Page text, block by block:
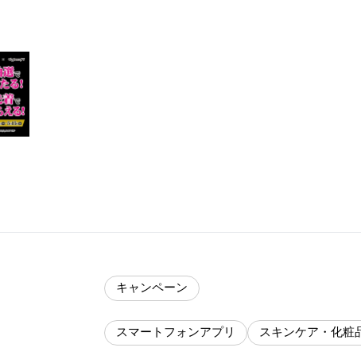
キャンペーン
スマートフォンアプリ スキンケア・化粧